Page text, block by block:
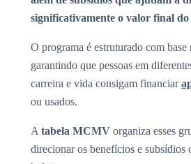
significativamente o valor final do
O programa é estruturado com base
garantindo que pessoas em
carreira e vida consigam financiar
ou usados.
A tabela MCMV organiza esses
direcionar os benefícios e subsídios